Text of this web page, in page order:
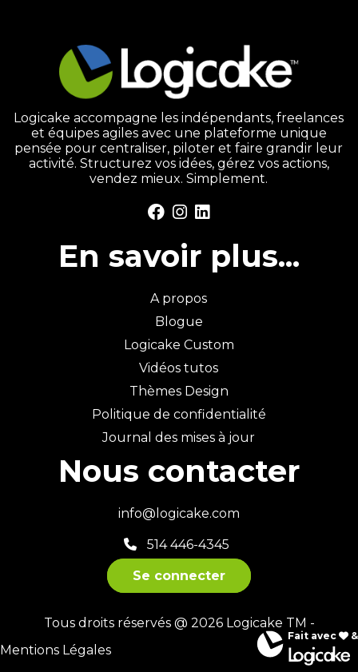
Logicake accompagne les indépendants, freelances
et équipes agiles avec une plateforme unique
pensée pour centraliser, piloter et faire grandir leur
activité. Structurez vos idées, gérez vos actions,
vendez mieux. Simplement.
En savoir plus...
A propos
Blogue
Logicake Custom
Vidéos tutos
Thèmes Design
Politique de confidentialité
Journal des mises à jour
Nous contacter
info@logicake.com
514 446-4345
Se connecter
Tous droits réservés @ 2026 Logicake TM -
Mentions Légales
Fait avec &